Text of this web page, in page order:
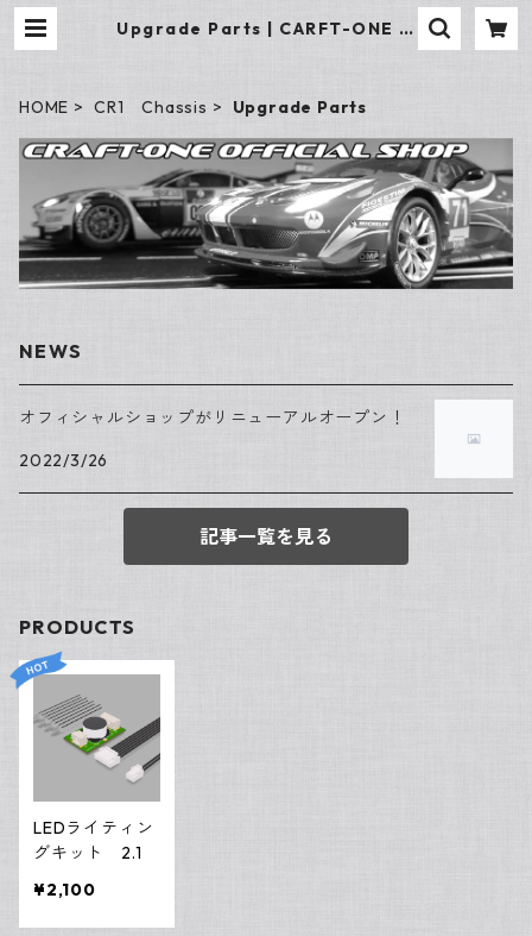
Upgrade Parts | CARFT-ONE O
HOME CR1 Chassis Upgrade Parts
NEWS
オフィシャルショップがリニューアルオープン！
2022/3/26
記事一覧を見る
PRODUCTS
LEDライティン
グキット 2.1
¥2,100